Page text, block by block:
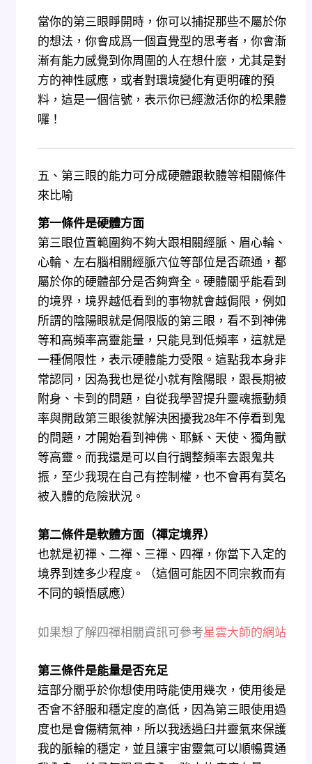
當你的第三眼睜開時，你可以捕捉那些不屬於你
的想法，你會成爲一個直覺型的思考者，你會漸
漸有能力感覺到你周圍的人在想什麼，尤其是對
方的神性感應，或者對環境變化有更明確的預
料，這是一個信號，表示你已經激活你的松果體
囉！
五、第三眼的能力可分成硬體跟軟體等相關條件
來比喻
第一條件是硬體方面
第三眼位置範圍夠不夠大跟相關經脈、眉心輪、
心輪、左右腦相關經脈穴位等部位是否疏通，都
屬於你的硬體部分是否夠齊全。硬體關乎能看到
的境界，境界越低看到的事物就會越侷限，例如
所謂的陰陽眼就是侷限版的第三眼，看不到神佛
等和高頻率高靈能量，只能見到低頻率，這就是
一種侷限性，表示硬體能力受限。這點我本身非
常認同，因為我也是從小就有陰陽眼，跟長期被
附身、卡到的問題，自從我學習提升靈魂振動頻
率與開啟第三眼後就解決困擾我28年不停看到鬼
的問題，才開始看到神佛、耶穌、天使、獨角獸
等高靈。而我還是可以自行調整頻率去跟鬼共
振，至少我現在自己有控制權，也不會再有莫名
被入體的危險狀況。
第二條件是軟體方面（禪定境界）
也就是初禪、二禪、三禪、四禪，你當下入定的
境界到達多少程度。（這個可能因不同宗教而有
不同的頓悟感應）
如果想了解四禪相關資訊可參考星雲大師的網站
第三條件是能量是否充足
這部分關乎於你想使用時能使用幾次，使用後是
否會不舒服和穩定度的高低，因為第三眼使用過
度也是會傷精氣神，所以我透過臼井靈氣來保護
我的脈輪的穩定，並且讓宇宙靈氣可以順暢貫通